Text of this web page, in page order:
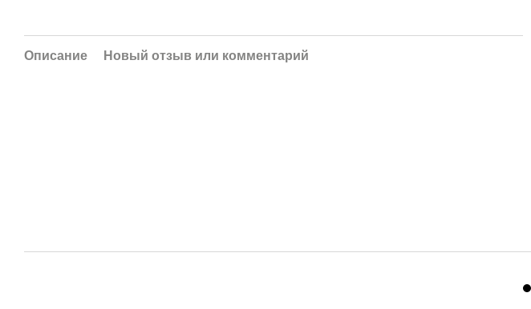
Описание Новый отзыв или комментарий